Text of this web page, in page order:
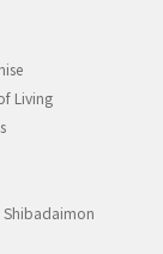
Living
Shibadaimon